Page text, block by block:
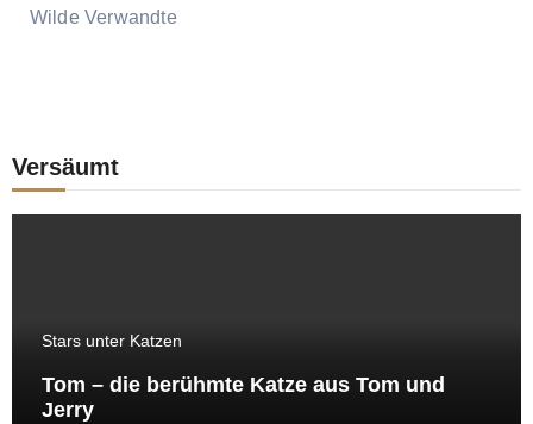
Wilde Verwandte
Versäumt
Stars unter Katzen
Tom – die berühmte Katze aus Tom und
Jerry